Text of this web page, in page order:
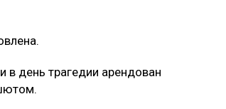
в день трагедии арендован